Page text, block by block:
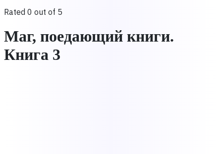
Rated 0 out of 5
Маг, поедающий книги.
Книга 3